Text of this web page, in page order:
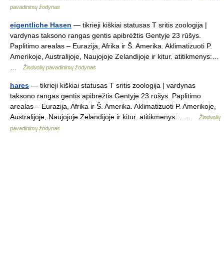
pavadinimų žodynas
eigentliche Hasen — tikrieji kiškiai statusas T sritis zoologija |
vardynas taksono rangas gentis apibrėžtis Gentyje 23 rūšys.
Paplitimo arealas – Eurazija, Afrika ir Š. Amerika. Aklimatizuoti P.
Amerikoje, Australijoje, Naujojoje Zelandijoje ir kitur. atitikmenys:…
Žinduolių pavadinimų žodynas
hares — tikrieji kiškiai statusas T sritis zoologija | vardynas
taksono rangas gentis apibrėžtis Gentyje 23 rūšys. Paplitimo
arealas – Eurazija, Afrika ir Š. Amerika. Aklimatizuoti P. Amerikoje,
Australijoje, Naujojoje Zelandijoje ir kitur. atitikmenys:… …
Žinduolių
pavadinimų žodynas